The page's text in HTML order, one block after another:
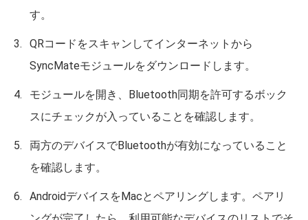
す。
QRコードをスキャンしてインターネットから
SyncMateモジュールをダウンロードします。
モジュールを開き、Bluetooth同期を許可するボック
スにチェックが入っていることを確認します。
両方のデバイスでBluetoothが有効になっていること
を確認します。
AndroidデバイスをMacとペアリングします。ペアリ